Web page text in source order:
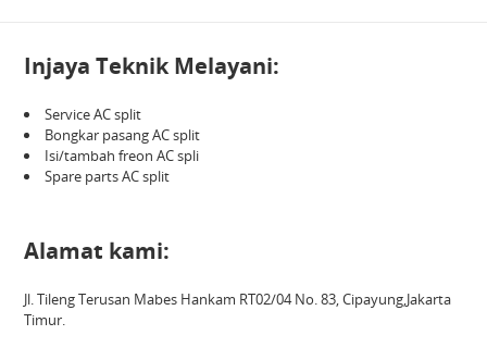
Injaya Teknik Melayani:
Service AC split
Bongkar pasang AC split
Isi/tambah freon AC spli
Spare parts AC split
Alamat kami:
Jl. Tileng Terusan Mabes Hankam RT02/04 No. 83, Cipayung,Jakarta
Timur.